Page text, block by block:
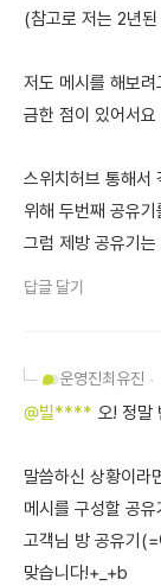
(참고로 저는 2년
저도 메시를 해보
금한 점이 있어서요
스위치허브 통해서
위해 두번째 공유
그럼 제방 공유기
답글 달기
운영진최유진
@빌**** 오! 정말
말씀하신 상황이라
메시를 구성할 공
고객님 방 공유기
맞습니다!+_+b